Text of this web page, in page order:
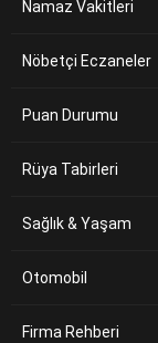
Namaz Vakitleri
Nöbetçi Eczaneler
Puan Durumu
Rüya Tabirleri
Sağlık & Yaşam
Otomobil
Firma Rehberi